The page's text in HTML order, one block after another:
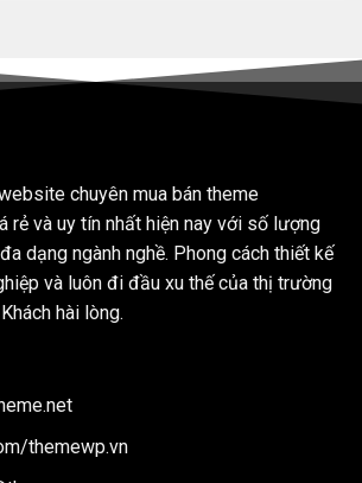
chuyên mua bán theme
rẻ và uy tín nhất hiện nay với số lượng
dạng ngành nghề. Phong cách thiết kế
và luôn đi đầu xu thế của thị trường
hài lòng.
themewp.vn